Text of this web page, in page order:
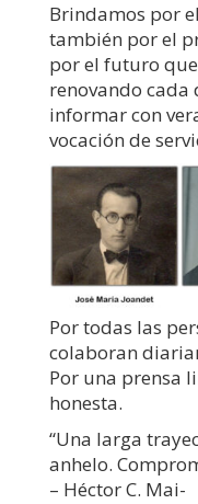
Brindamos por
también por el
por el futuro
renovando
informar con
vocación de
Por todas las
colaboran
Por una prensa
honesta.
“Una larga
anhelo.
– Héctor C. Mai-